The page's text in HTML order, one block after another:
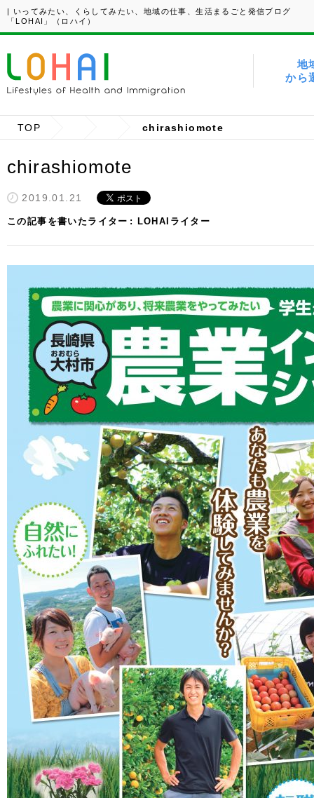
| いってみたい、くらしてみたい、地域の仕事、生活まるごと発信ブログ
「LOHAI」（ロハイ）
地
から
TOP chirashiomote
chirashiomote
2019.01.21
この記事を書いたライター LOHAIライター